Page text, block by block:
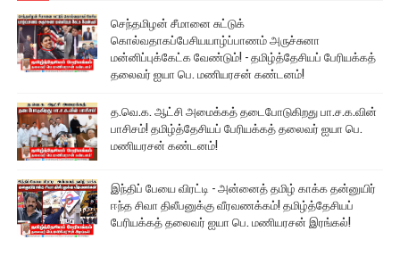
செந்தமிழன் சீமானை சுட்டுக்
கொல்வதாகப்பேசியயாழ்ப்பாணம் அருச்சுனா
மன்னிப்புக்கேட்க வேண்டும்! - தமிழ்த்தேசியப் பேரியக்கத்
தலைவர் ஐயா பெ. மணியரசன் கண்டனம்!
த.வெ.க. ஆட்சி அமைக்கத் தடைபோடுகிறது பா.ச.க.வின்
பாசிசம்! தமிழ்த்தேசியப் பேரியக்கத் தலைவர் ஐயா பெ.
மணியரசன் கண்டனம்!
இந்திப் பேயை விரட்டி - அன்னைத் தமிழ் காக்க தன்னுயிர்
ஈந்த சிவா திலீபனுக்கு வீரவணக்கம்! தமிழ்த்தேசியப்
பேரியக்கத் தலைவர் ஐயா பெ. மணியரசன் இரங்கல்!